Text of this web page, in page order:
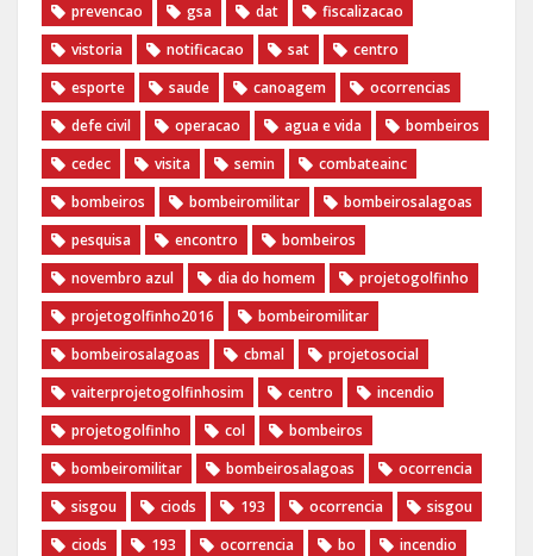
prevencao
gsa dat
fiscalizacao
vistoria
notificacao sat
centro
esporte
saude canoagem
ocorrencias
defe civil
operacao agua e vida
bombeiros
cedec
visita semin
combateainc
bombeiros
bombeiromilitar
bombeirosalagoas
pesquisa
encontro
bombeiros
novembro azul
dia do homem
‪projetogolfinho‬
‎projetogolfinho2016
‎bombeiromilitar‬
‎bombeirosalagoas‬
‎cbmal‬
‎projetosocial‬‪
vaiterprojetogolfinhosim‬
centro
incendio
projetogolfinho
col
bombeiros
bombeiromilitar
bombeirosalagoas
ocorrencia
sisgou
ciods 193 ocorrencia
sisgou
ciods
193 ocorrencia bo
incendio